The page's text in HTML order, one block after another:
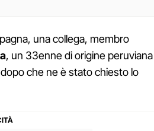
una collega, membro
, un 33enne di origine peruviana
dopo che ne è stato chiesto lo